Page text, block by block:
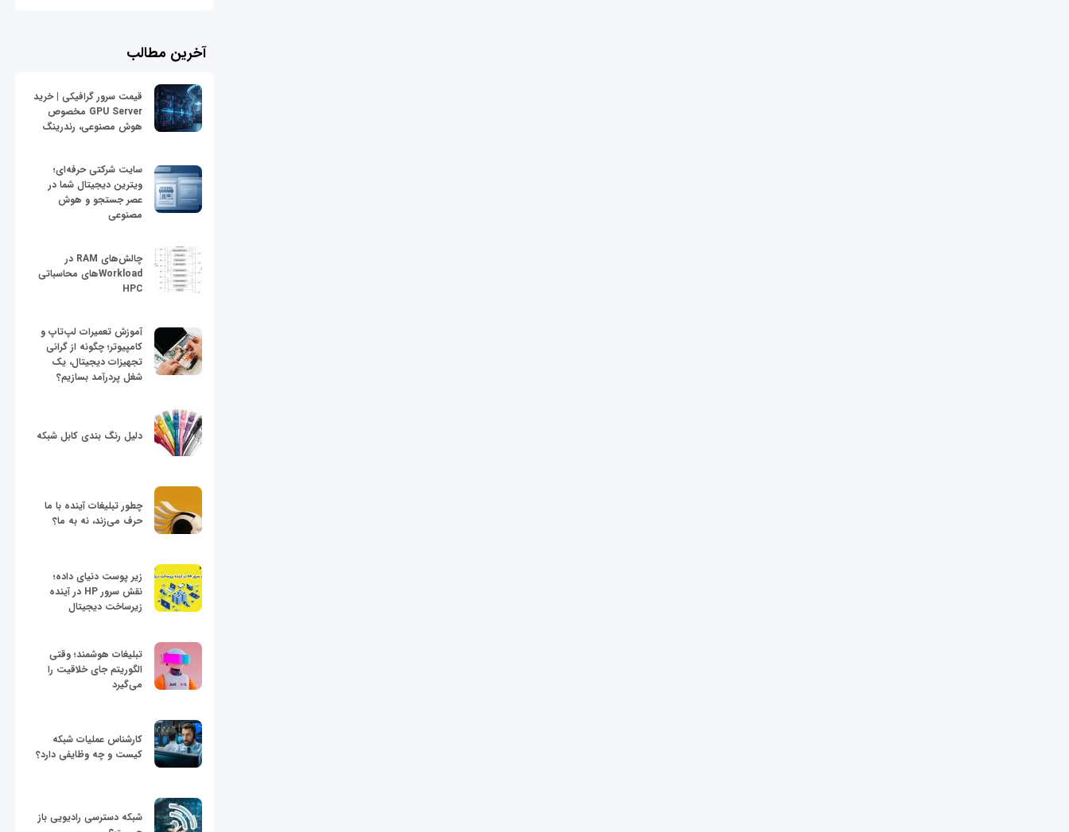
آخرین مطالب
قیمت سرور گرافیکی | خرید
GPU Server مخصوص
هوش مصنوعی، رندرینگ
سایت شرکتی حرفه‌ای؛
ویترین دیجیتال شما در
عصر جستجو و هوش
مصنوعی
چالش‌های RAM در
Workloadهای محاسباتی
HPC
آموزش تعمیرات لپ‌تاپ و
کامپیوتر؛ چگونه از گرانی
تجهیزات دیجیتال، یک
شغل پردرآمد بسازیم؟
دلیل رنگ بندی کابل شبکه
چطور تبلیغات آینده با ما
حرف می‌زند، نه به ما؟
زیر پوست دنیای داده؛
نقش سرور HP در آینده
زیرساخت دیجیتال
تبلیغات هوشمند؛ وقتی
الگوریتم جای خلاقیت را
می‌گیرد
کارشناس عملیات شبکه
کیست و چه وظایفی دارد؟
شبکه دسترسی رادیویی باز